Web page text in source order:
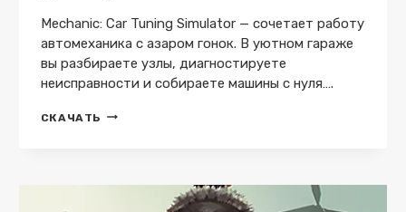
Mechanic: Car Tuning Simulator — сочетает работу
автомеханика с азаром гонок. В уютном гараже
вы разбираете узлы, диагностируете
неисправности и собираете машины с нуля….
СКАЧАТЬ MECHANIC: